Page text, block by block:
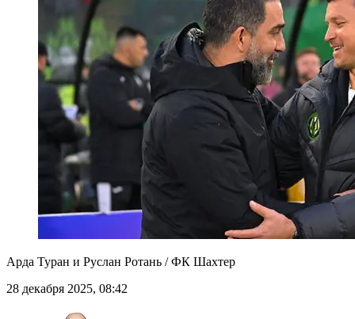
Арда Туран и Руслан Ротань / ФК Шахтер
28 декабря 2025, 08:42